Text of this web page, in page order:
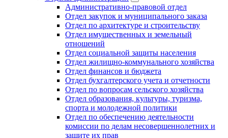
Административно-правовой отдел
Отдел закупок и муниципального заказа
Отдел по архитектуре и строительству
Отдел имущественных и земельный
отношений
Отдел социальной защиты населения
Отдел жилищно-коммунального хозяйства
Отдел финансов и бюджета
Отдел бухгалтерского учета и отчетности
Отдел по вопросам сельского хозяйства
Отдел образования, культуры, туризма,
спорта и молодежной политики
Отдел по обеспечению деятельности
комиссии по делам несовершеннолетних и
защите их прав